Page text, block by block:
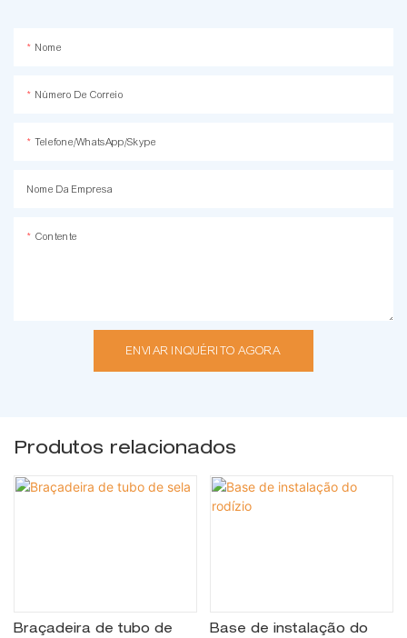
Nome
Número De Correio
Telefone/WhatsApp/Skype
Nome Da Empresa
Contente
ENVIAR INQUÉRITO AGORA
Produtos relacionados
Braçadeira de tubo de Base de instalação do